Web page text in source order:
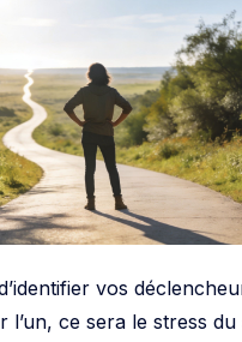
vos
l’un, ce sera le stress du